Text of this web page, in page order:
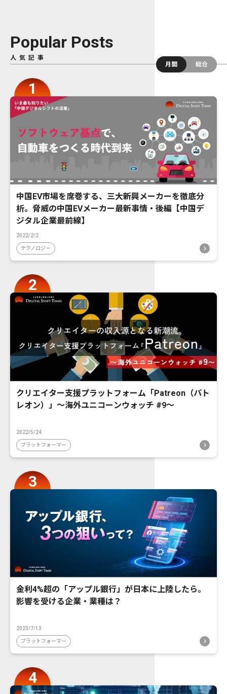
Popular Posts
人気記事
月間
総合
中国EV市場を席巻する、三大新興メーカーを徹底分
析。脅威の中国EVメーカー最新事情・後編【中国デ
ジタル企業最前線】
2022/2/2
テクノロジー
クリエイター支援プラットフォーム「Patreon（パト
レオン）」〜海外ユニコーンウォッチ #9〜
2022/5/24
プラットフォーマー
金利4%超の「アップル銀行」が日本に上陸したら。
影響を受ける企業・業種は？
2023/7/13
プラットフォーマー